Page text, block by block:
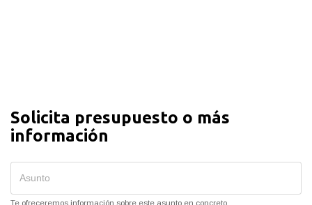
Solicita presupuesto o más
información
Te ofreceremos información sobre este asunto en concreto.